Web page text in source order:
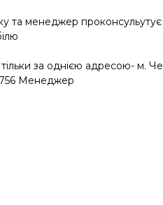
та менеджер
за однією адресою- м.
Менеджер